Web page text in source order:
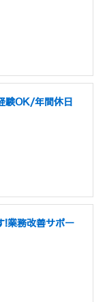
験OK/年間休日
業務改善サポー